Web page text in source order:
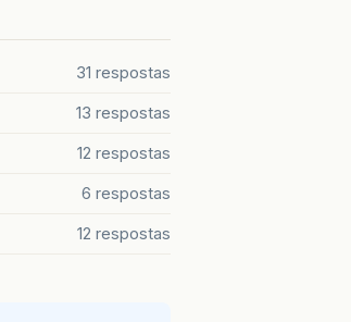
31 respostas
13 respostas
12 respostas
6 respostas
12 respostas